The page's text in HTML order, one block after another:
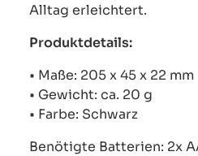
Alltag erleichtert.
Produktdetails:
• Maße: 205 x 45 x 22 mm
• Gewicht: ca. 20 g
• Farbe: Schwarz
Benötigte Batterien: 2x